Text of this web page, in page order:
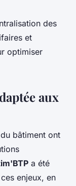
des
et
optimiser
aux
bâtiment ont
a été
enjeux, en